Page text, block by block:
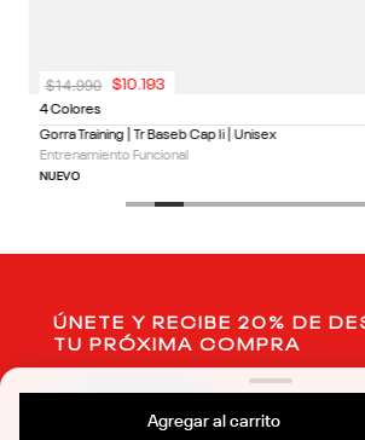
4 Colores
Gorra Training | Tr Baseb Cap Ii | Unisex
Entrenamiento Funcional
NUEVO
$14.990 $10.193
Agregar al carrito
ÚNETE Y RECIBE 20% DE
TU PRÓXIMA COMPRA
SUSCRIBIRME